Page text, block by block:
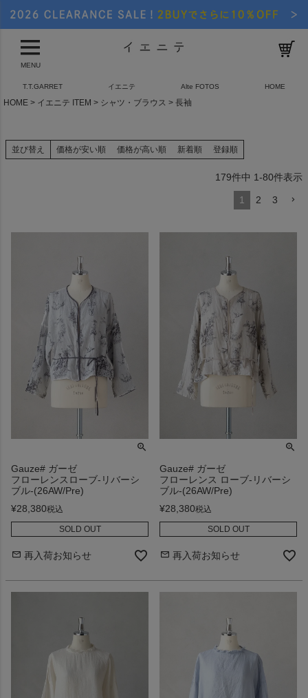
MENU
T.T.GARRET イエニテ Alte FOTOS HOME
HOME イエニテ ITEM シャツ・ブラウス 長袖
並び替え 価格が安い順 価格が高い順 新着順 登録順
179件中 1-80件表示
1 2 3
Gauze# ガーゼ
フローレンスローブ-リバーシ
ブル-(26AW/Pre)
¥28,380税込
SOLD OUT
再入荷お知らせ
Gauze# ガーゼ
フローレンス ローブ-リバーシ
ブル-(26AW/Pre)
¥28,380税込
SOLD OUT
再入荷お知らせ